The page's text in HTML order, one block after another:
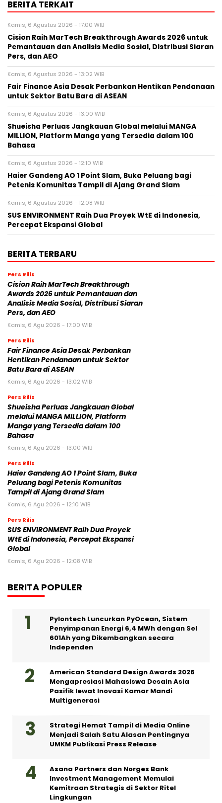
BERITA TERKAIT
Kamis, 6 Agustus 2026 - 17:00 WIB
Cision Raih MarTech Breakthrough Awards 2026 untuk
Pemantauan dan Analisis Media Sosial, Distribusi Siaran
Pers, dan AEO
Kamis, 6 Agustus 2026 - 13:02 WIB
Fair Finance Asia Desak Perbankan Hentikan Pendanaan
untuk Sektor Batu Bara di ASEAN
Kamis, 6 Agustus 2026 - 13:00 WIB
Shueisha Perluas Jangkauan Global melalui MANGA
MILLION, Platform Manga yang Tersedia dalam 100
Bahasa
Kamis, 6 Agustus 2026 - 12:10 WIB
Haier Gandeng AO 1 Point Slam, Buka Peluang bagi
Petenis Komunitas Tampil di Ajang Grand Slam
Kamis, 6 Agustus 2026 - 12:08 WIB
SUS ENVIRONMENT Raih Dua Proyek WtE di Indonesia,
Percepat Ekspansi Global
BERITA TERBARU
Pers Rilis
Cision Raih MarTech Breakthrough
Awards 2026 untuk Pemantauan dan
Analisis Media Sosial, Distribusi Siaran
Pers, dan AEO
Kamis, 6 Agu 2026 - 17:00 WIB
Pers Rilis
Fair Finance Asia Desak Perbankan
Hentikan Pendanaan untuk Sektor
Batu Bara di ASEAN
Kamis, 6 Agu 2026 - 13:02 WIB
Pers Rilis
Shueisha Perluas Jangkauan Global
melalui MANGA MILLION, Platform
Manga yang Tersedia dalam 100
Bahasa
Kamis, 6 Agu 2026 - 13:00 WIB
Pers Rilis
Haier Gandeng AO 1 Point Slam, Buka
Peluang bagi Petenis Komunitas
Tampil di Ajang Grand Slam
Kamis, 6 Agu 2026 - 12:10 WIB
Pers Rilis
SUS ENVIRONMENT Raih Dua Proyek
WtE di Indonesia, Percepat Ekspansi
Global
Kamis, 6 Agu 2026 - 12:08 WIB
BERITA POPULER
Pylontech Luncurkan PyOcean, Sistem
Penyimpanan Energi 6,4 MWh dengan Sel
601Ah yang Dikembangkan secara
Independen
American Standard Design Awards 2026
Mengapresiasi Mahasiswa Desain Asia
Pasifik lewat Inovasi Kamar Mandi
Multigenerasi
Strategi Hemat Tampil di Media Online
Menjadi Salah Satu Alasan Pentingnya
UMKM Publikasi Press Release
Asana Partners dan Norges Bank
Investment Management Memulai
Kemitraan Strategis di Sektor Ritel
Lingkungan